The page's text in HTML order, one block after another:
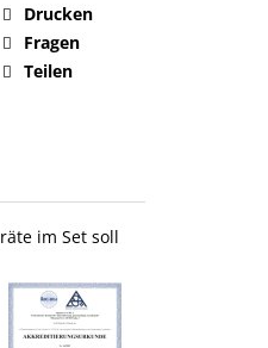
Drucken
Fragen
Teilen
im Set soll